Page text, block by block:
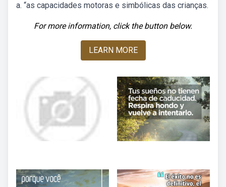
a. “as capacidades motoras e simbólicas das crianças.
For more information, click the button below.
LEARN MORE